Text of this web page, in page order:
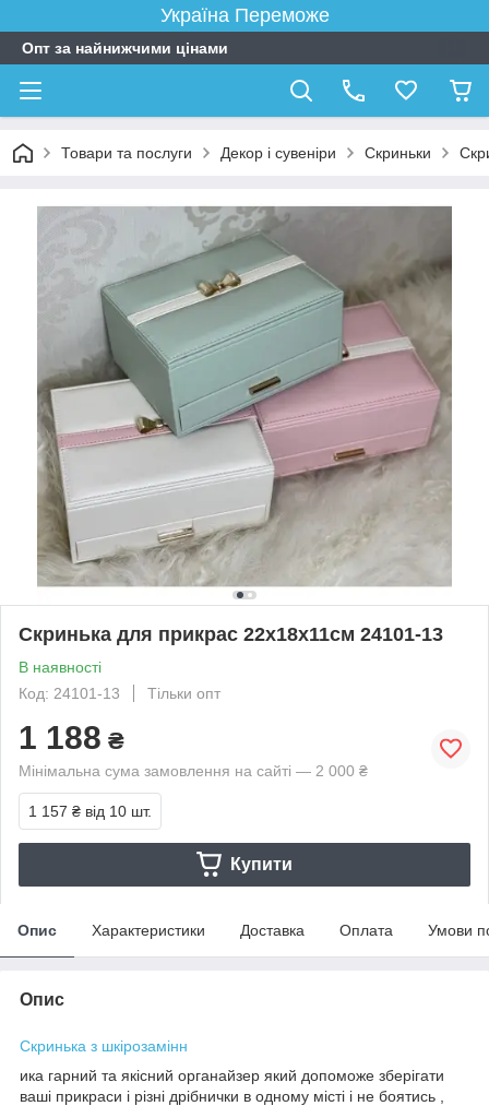
Україна Переможе
Опт за найнижчими цінами
Товари та послуги Декор і сувеніри Скриньки
Скринька для прикрас 22х18х11см 24101-13
В наявності
Код: 24101-13
Тільки опт
1 188 ₴
Мінімальна сума замовлення на сайті — 2 000 ₴
1 157 ₴ від 10 шт.
Купити
Опис Характеристики Доставка Оплата Умови
Опис
Скринька з шкірозамінн
ика гарний та якісний органайзер який допоможе зберігати
ваші прикраси і різні дрібнички в одному місті і не боятись ,